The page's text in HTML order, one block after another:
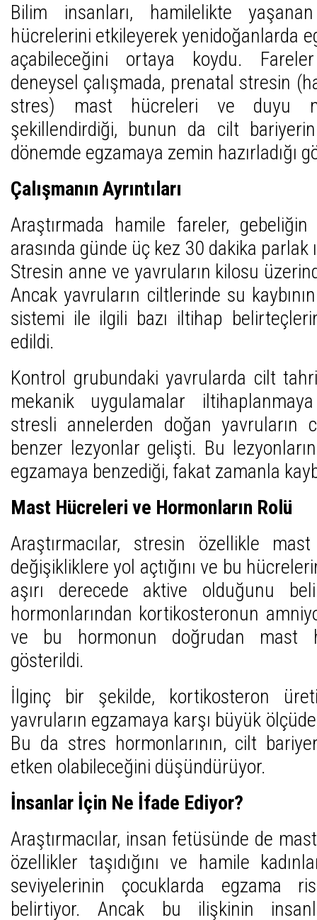
Bilim insanları, hamilelikte
hücrelerini etkileyerek yenidoğanlarda
açabileceğini ortaya koydu.
deneysel çalışmada, prenatal stresin
stres) mast hücreleri ve duyu
şekillendirdiği, bunun da cilt
dönemde egzamaya zemin hazırladığı
Çalışmanın Ayrıntıları
Araştırmada hamile fareler,
arasında günde üç kez 30 dakika parlak
Stresin anne ve yavruların kilosu
Ancak yavruların ciltlerinde su kaybının
sistemi ile ilgili bazı iltihap
edildi.
Kontrol grubundaki yavrularda cilt
mekanik uygulamalar
stresli annelerden doğan yavruların
benzer lezyonlar gelişti. Bu
egzamaya benzediği, fakat zamanla
Mast Hücreleri ve Hormonların Rolü
Araştırmacılar, stresin özellikle
değişikliklere yol açtığını ve bu
aşırı derecede aktive olduğunu
hormonlarından kortikosteronun
ve bu hormonun doğrudan mast
gösterildi.
İlginç bir şekilde, kortikosteron
yavruların egzamaya karşı büyük
Bu da stres hormonlarının, cilt
etken olabileceğini düşündürüyor.
İnsanlar İçin Ne İfade Ediyor?
Araştırmacılar, insan fetüsünde de
özellikler taşıdığını ve hamile
seviyelerinin çocuklarda egzama
belirtiyor. Ancak bu ilişkinin